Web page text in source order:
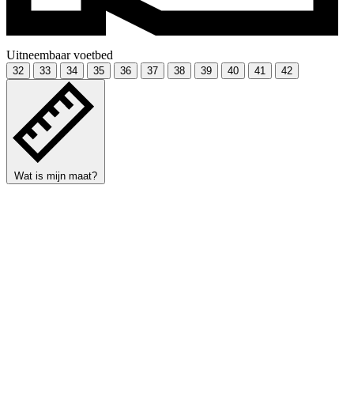
Uitneembaar voetbed
32 33 34 35 36 37 38 39 40 41 42
Wat is mijn maat?